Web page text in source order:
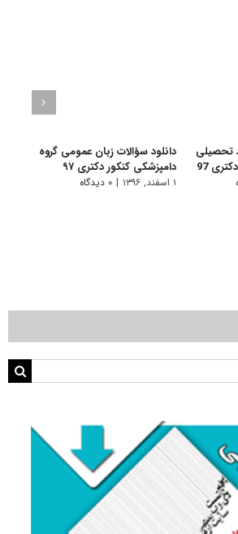
تحصیلی
97
دانلود سؤالات زبان عمومی گروه
دامپزشکی کنکور دکتری ۹۷
۱ اسفند, ۱۳۹۶ | ۰ دیدگاه